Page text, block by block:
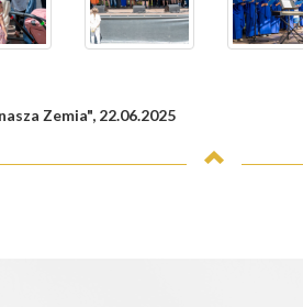
Zemia", 22.06.2025